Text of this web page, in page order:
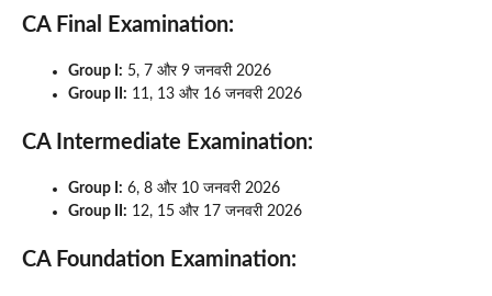
CA Final Examination:
Group I: 5, 7 और 9 जनवरी 2026
Group II: 11, 13 और 16 जनवरी 2026
CA Intermediate Examination:
Group I: 6, 8 और 10 जनवरी 2026
Group II: 12, 15 और 17 जनवरी 2026
CA Foundation Examination: